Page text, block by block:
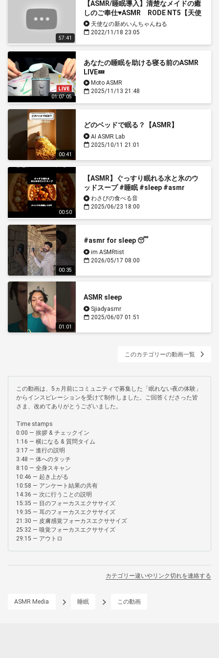
57:41
【ASMR/睡眠導入】清楚なメイドの癒
しのご奉仕♥ASMR RODE NT5【天使
なの】
天使なの新めいんちゃんねる
2022/11/18 23:05
01:07:05
あなたの睡眠を助ける寝る前のASMR
LIVE💤
Moto ASMR
2025/11/13 21:48
00:41
どのベッドで眠る？【ASMR】
AI ASMR Lab
2025/10/11 21:01
00:50
【ASMR】ぐっすり眠れる水と氷のウ
ッドスープ #睡眠 #sleep #asmr
#shorts
わさびの食べる音
2025/06/23 18:00
00:35
#asmr for sleep 😴
im ASMRtist
2026/05/17 08:00
01:01
ASMR sleep
Sjiadyasmr
2025/06/07 01:51
このカテゴリーの動画一覧
この動画は、5ヵ月前にコミュニティで募集した「眠れない夜の体験」
からインスピレーションを受けて制作しました。ご回答くださった皆
さま、改めてありがとうございました。
Time stamps
0:00 — 挨拶 & チェックイン
1:16 — 横になる & 質問タイム
3:17 — 進行の説明
3:48 — 体へのタッチ
8:10 — 全身スキャン
10:46 — 起き上がる
10:58 — アンケート結果の共有
14:36 — 次に行うことの説明
15:35 — 目のフォーカスエクササイズ
19:35 — 耳のフォーカスエクササイズ
21:30 — 皮膚感覚フォーカスエクササイズ
25:32 — 嗅覚フォーカスエクササイズ
29:15 — アウトロ
カテゴリー違いやリンク切れを連絡する
ASMR Media 睡眠 この動画